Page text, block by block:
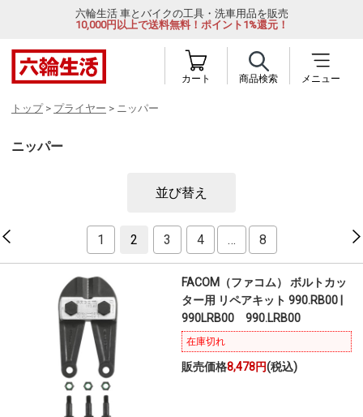
六輪生活 車とバイクの工具・洗車用品を販売
10,000円以上で送料無料！ポイント1%還元！
カート 商品検索 メニュー
トップ> プライヤー > ニッパー
ニッパー
並び替え
1 2 3 4 … 8
FACOM（ファコム） ボルトカッ
ター用 リペアキット 990.RB00 |
990LRB00 990.LRB00
在庫切れ
販売価格8,478円(税込)